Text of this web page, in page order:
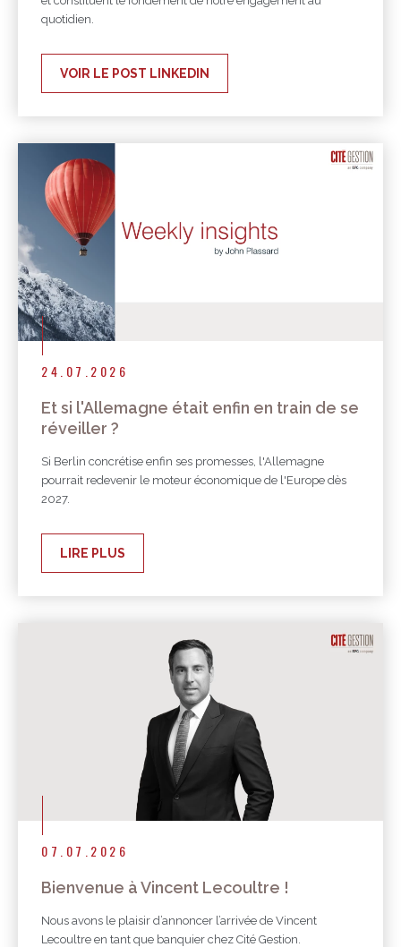
quotidien.
VOIR LE POST LINKEDIN
24.07.2026
Et si l'Allemagne était enfin en train de se
réveiller ?
Si Berlin concrétise enfin ses promesses, l'Allemagne
pourrait redevenir le moteur économique de l'Europe dès
2027.
LIRE PLUS
07.07.2026
Bienvenue à Vincent Lecoultre !
Nous avons le plaisir d’annoncer l’arrivée de Vincent
Lecoultre en tant que banquier chez Cité Gestion.